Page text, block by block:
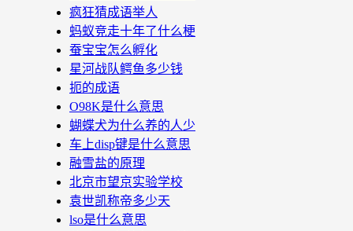
疯狂猜成语举人
蚂蚁竞走十年了什么梗
蚕宝宝怎么孵化
星河战队鳄鱼多少钱
扼的成语
O98K是什么意思
蝴蝶犬为什么养的人少
车上disp键是什么意思
融雪盐的原理
北京市望京实验学校
袁世凯称帝多少天
lso是什么意思